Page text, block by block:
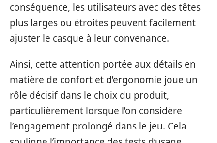
conséquence, les utilisateurs avec des têtes
plus larges ou étroites peuvent facilement
ajuster le casque à leur convenance.
Ainsi, cette attention portée aux détails en
matière de confort et d’ergonomie joue un
rôle décisif dans le choix du produit,
particulièrement lorsque l’on considère
l’engagement prolongé dans le jeu. Cela